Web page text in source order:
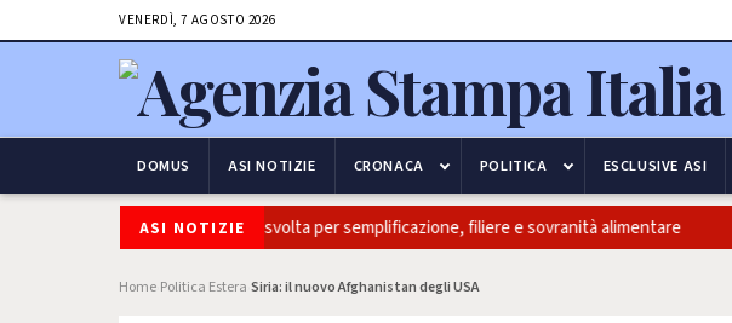
VENERDÌ, 7 AGOSTO 2026
DOMUS ASI NOTIZIE CRONACA POLITICA ESCLUSIVE ASI
ASI NOTIZIE
Coldiretti, ok Camera e’ svolta per semplificazione, filiere e sovranità alimentare
Home Politica Estera Siria: il nuovo Afghanistan degli USA